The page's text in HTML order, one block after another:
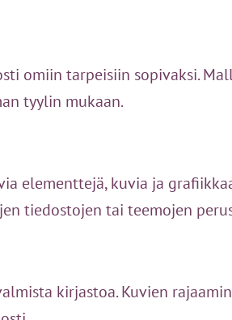
omiin tarpeisiin sopivaksi.
tyylin mukaan.
elementtejä, kuvia ja
tiedostojen tai teemojen
kirjastoa. Kuvien